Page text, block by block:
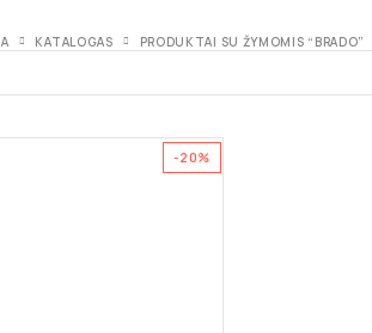
KATALOGAS PRODUKTAI SU ŽYMOMIS “BRADO”
-20%